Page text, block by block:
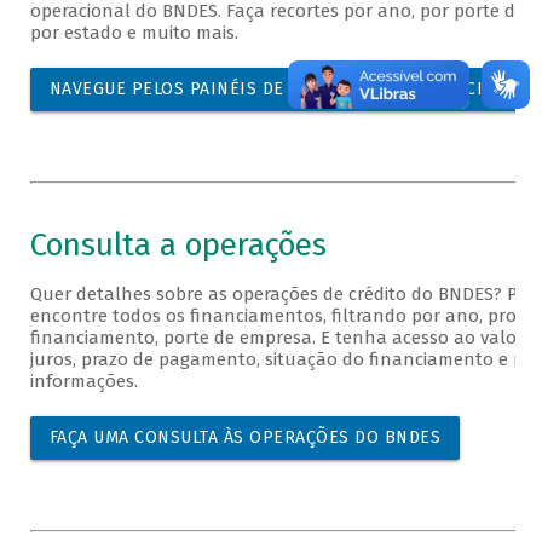
operacional do BNDES. Faça recortes por ano, por porte de
por estado e muito mais.
NAVEGUE PELOS PAINÉIS DE DESEMPENHO OPERACIONAL
Consulta a operações
Quer detalhes sobre as operações de crédito do BNDES?
encontre todos os financiamentos, filtrando por ano,
financiamento, porte de empresa. E tenha acesso ao valor
juros, prazo de pagamento, situação do financiamento e
informações.
FAÇA UMA CONSULTA ÀS OPERAÇÕES DO BNDES